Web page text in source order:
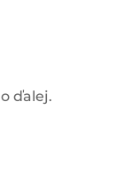
ďalej.